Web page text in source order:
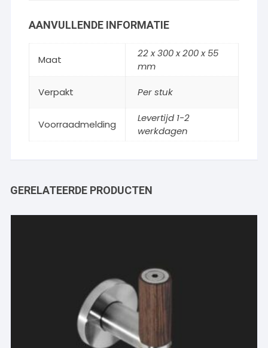
AANVULLENDE INFORMATIE
Maat
22 x 300 x 200 x 55
mm
Verpakt Per stuk
Voorraadmelding
Levertijd 1-2
werkdagen
GERELATEERDE PRODUCTEN